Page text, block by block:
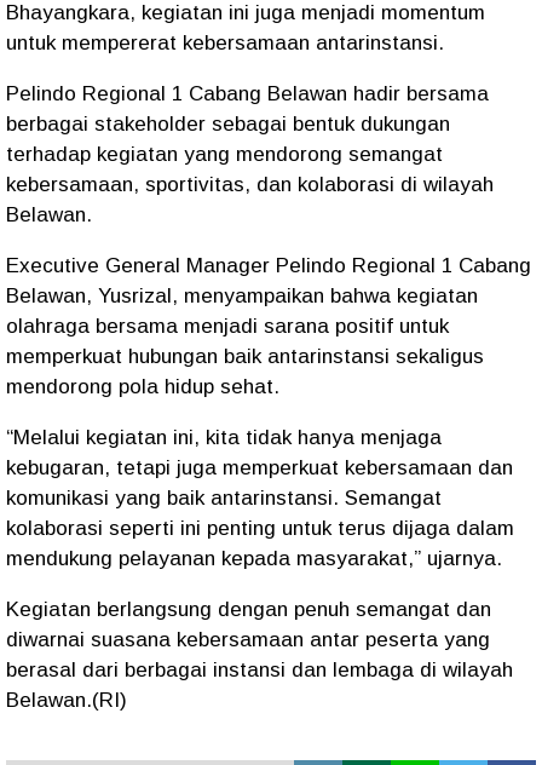
Bhayangkara, kegiatan ini juga menjadi momentum
untuk mempererat kebersamaan antarinstansi.
Pelindo Regional 1 Cabang Belawan hadir bersama
berbagai stakeholder sebagai bentuk dukungan
terhadap kegiatan yang mendorong semangat
kebersamaan, sportivitas, dan kolaborasi di wilayah
Belawan.
Executive General Manager Pelindo Regional 1 Cabang
Belawan, Yusrizal, menyampaikan bahwa kegiatan
olahraga bersama menjadi sarana positif untuk
memperkuat hubungan baik antarinstansi sekaligus
mendorong pola hidup sehat.
“Melalui kegiatan ini, kita tidak hanya menjaga
kebugaran, tetapi juga memperkuat kebersamaan dan
komunikasi yang baik antarinstansi. Semangat
kolaborasi seperti ini penting untuk terus dijaga dalam
mendukung pelayanan kepada masyarakat,” ujarnya.
Kegiatan berlangsung dengan penuh semangat dan
diwarnai suasana kebersamaan antar peserta yang
berasal dari berbagai instansi dan lembaga di wilayah
Belawan.(RI)